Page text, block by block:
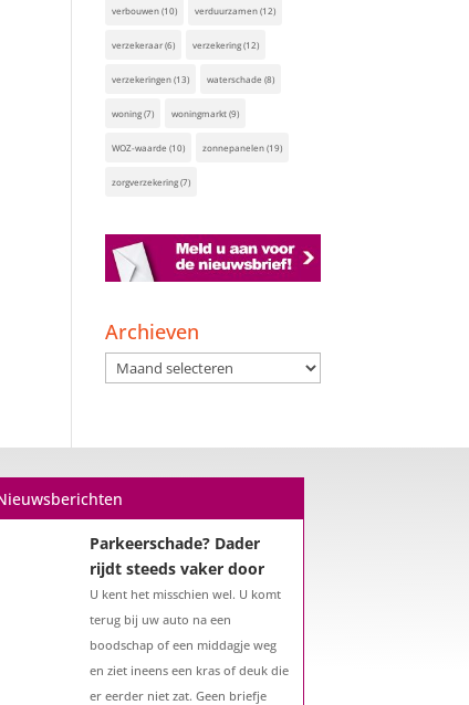
verbouwen(10) verduurzamen(12)
verzekeraar(6) verzekering(12)
verzekeringen(13) waterschade (8)
woning(7) woningmarkt(9)
WOZ-waarde (10) zonnepanelen(19)
zorgverzekering(7)
Archieven
Archieven
Een hypotheek na uw
mogelijkheden
De woningmarkt is nog steeds in
beweging. Misschien denkt u na
hypotheek als u 57 jaar of ouder
bent?...
Parkeerschade? Dader
rijdt steeds vaker door
U kent het misschien wel. U komt
terug bij uw auto na een
boodschap of een middagje weg
en ziet ineens een kras of deuk die
er eerder niet zat. Geen briefje